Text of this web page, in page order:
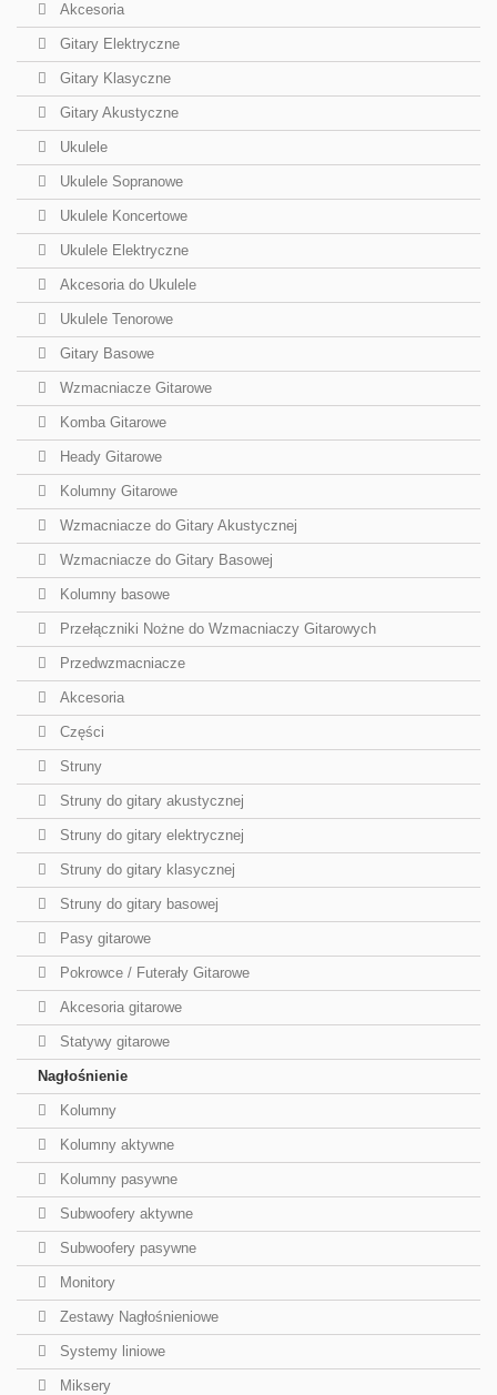
Akcesoria
Gitary Elektryczne
Gitary Klasyczne
Gitary Akustyczne
Ukulele
Ukulele Sopranowe
Ukulele Koncertowe
Ukulele Elektryczne
Akcesoria do Ukulele
Ukulele Tenorowe
Gitary Basowe
Wzmacniacze Gitarowe
Komba Gitarowe
Heady Gitarowe
Kolumny Gitarowe
Wzmacniacze do Gitary Akustycznej
Wzmacniacze do Gitary Basowej
Kolumny basowe
Przełączniki Nożne do Wzmacniaczy Gitarowych
Przedwzmacniacze
Akcesoria
Części
Struny
Struny do gitary akustycznej
Struny do gitary elektrycznej
Struny do gitary klasycznej
Struny do gitary basowej
Pasy gitarowe
Pokrowce / Futerały Gitarowe
Akcesoria gitarowe
Statywy gitarowe
Nagłośnienie
Kolumny
Kolumny aktywne
Kolumny pasywne
Subwoofery aktywne
Subwoofery pasywne
Monitory
Zestawy Nagłośnieniowe
Systemy liniowe
Miksery